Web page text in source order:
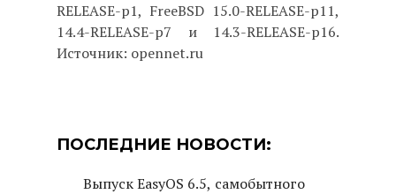
RELEASE-p1, FreeBSD 15.0-RELEASE-p11,
14.4-RELEASE-p7 и 14.3-RELEASE-p16.
Источник: opennet.ru
ПОСЛЕДНИЕ НОВОСТИ:
Выпуск EasyOS 6.5, самобытного